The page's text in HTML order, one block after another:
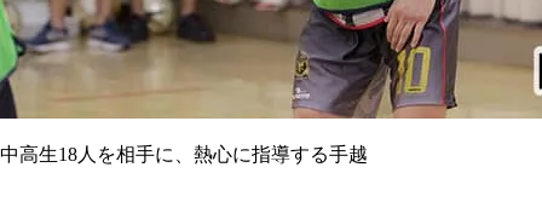
中高生18人を相手に、熱心に指導する手越